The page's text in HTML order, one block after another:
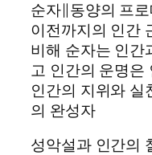
순자∥동양의 프
이전까지의 인간
비해 순자는 인간
고 인간의 운명은
인간의 지위와 실
의 완성자
성악설과 인간의